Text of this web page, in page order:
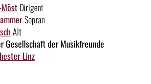
Dirigent
Sopran
Alt
Gesellschaft der Musikfreunde
Linz